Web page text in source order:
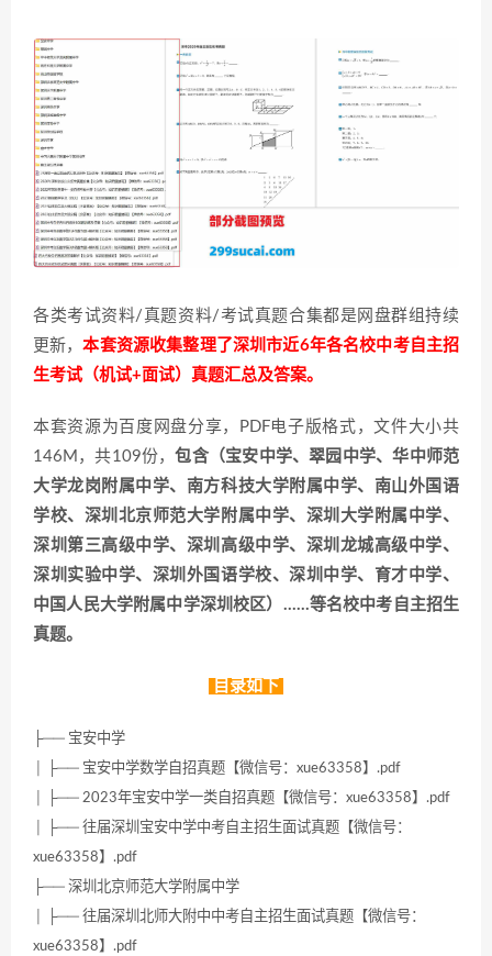
各类考试资料/真题资料/考试真题合集都是网盘群组持续
更新，本套资源收集整理了深圳市近6年各名校中考自主招
生考试（机试+面试）真题汇总及答案。
本套资源为百度网盘分享，PDF电子版格式，文件大小共
146M，共109份，包含（宝安中学、翠园中学、华中师范
大学龙岗附属中学、南方科技大学附属中学、南山外国语
学校、深圳北京师范大学附属中学、深圳大学附属中学、
深圳第三高级中学、深圳高级中学、深圳龙城高级中学、
深圳实验中学、深圳外国语学校、深圳中学、育才中学、
中国人民大学附属中学深圳校区）……等名校中考自主招生
真题。
目录如下
├── 宝安中学
│ ├── 宝安中学数学自招真题【微信号：xue63358】.pdf
│ ├── 2023年宝安中学一类自招真题【微信号：xue63358】.pdf
│ ├── 往届深圳宝安中学中考自主招生面试真题【微信号：
xue63358】.pdf
├── 深圳北京师范大学附属中学
│ ├── 往届深圳北师大附中中考自主招生面试真题【微信号：
xue63358】.pdf